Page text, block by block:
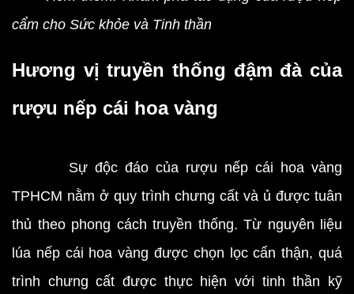
cẩm cho Sức khỏe và Tinh thần
Hương vị truyền thống đậm đà của
rượu nếp cái hoa vàng
Sự độc đáo của rượu nếp cái hoa vàng
TPHCM nằm ở quy trình chưng cất và ủ được tuân
thủ theo phong cách truyền thống. Từ nguyên liệu
lúa nếp cái hoa vàng được chọn lọc cẩn thận, quá
trình chưng cất được thực hiện với tinh thần kỹ